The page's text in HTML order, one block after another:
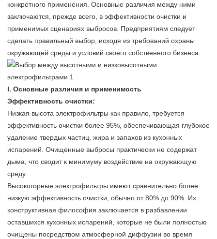
конкретного применения. Основные различия между ними
заключаются, прежде всего, в эффективности очистки и
применимых сценариях выбросов. Предприятиям следует
сделать правильный выбор, исходя из требований охраны
окружающей среды и условий своего собственного бизнеса.
I. Основные различия и применимость
Эффективность очистки:
Низкая высота электрофильтры как правило, требуется
эффективность очистки более 95%, обеспечивающая глубокое
удаление твердых частиц, жира и запахов из кухонных
испарений. Очищенные выбросы практически не содержат
дыма, что сводит к минимуму воздействие на окружающую
среду.
Высокогорные электрофильтры имеют сравнительно более
низкую эффективность очистки, обычно от 80% до 90%. Их
конструктивная философия заключается в разбавлении
оставшихся кухонных испарений, которые не были полностью
очищены посредством атмосферной диффузии во время